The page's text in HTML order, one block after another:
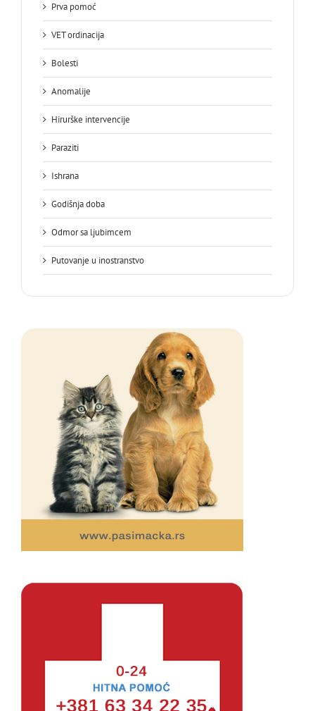
Prva pomoć
VET ordinacija
Bolesti
Anomalije
Hirurške intervencije
Paraziti
Ishrana
Godišnja doba
Odmor sa ljubimcem
Putovanje u inostranstvo